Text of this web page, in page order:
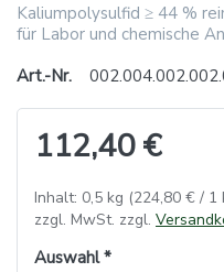
Kaliumpolysulfid ≥ 44 %
für Labor und chemische
Art.-Nr.
112,40 €
Inhalt: 0,5 kg (224,80 € / 1
zzgl. MwSt. zzgl.
Auswahl